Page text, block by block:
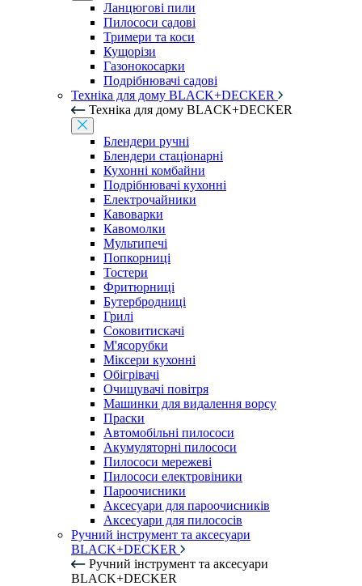
Ланцюгові пили
Пилососи садові
Тримери та коси
Кущорізи
Газонокосарки
Подрібнювачі садові
Техніка для дому BLACK+DECKER
Техніка для дому BLACK+DECKER
Блендери ручні
Блендери стаціонарні
Кухонні комбайни
Подрібнювачі кухонні
Електрочайники
Кавоварки
Кавомолки
Мультипечі
Попкорниці
Тостери
Фритюрниці
Бутербродниці
Грилі
Соковитискачі
М'ясорубки
Міксери кухонні
Обігрівачі
Очищувачі повітря
Машинки для видалення ворсу
Праски
Автомобільні пилососи
Акумуляторні пилососи
Пилососи мережеві
Пилососи електровіники
Пароочисники
Аксесуари для пароочисників
Аксесуари для пилососів
Ручний інструмент та аксесуари
BLACK+DECKER
Ручний інструмент та аксесуари
BLACK+DECKER